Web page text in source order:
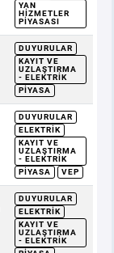
YAN
HIZMETLER
PIYASASI
DUYURULAR
KAYIT VE
UZLAŞTIRMA
- ELEKTRIK
PIYASA
DUYURULAR
ELEKTRIK
KAYIT VE
UZLAŞTIRMA
- ELEKTRIK
PIYASA
VEP
DUYURULAR
ELEKTRIK
KAYIT VE
UZLAŞTIRMA
- ELEKTRIK